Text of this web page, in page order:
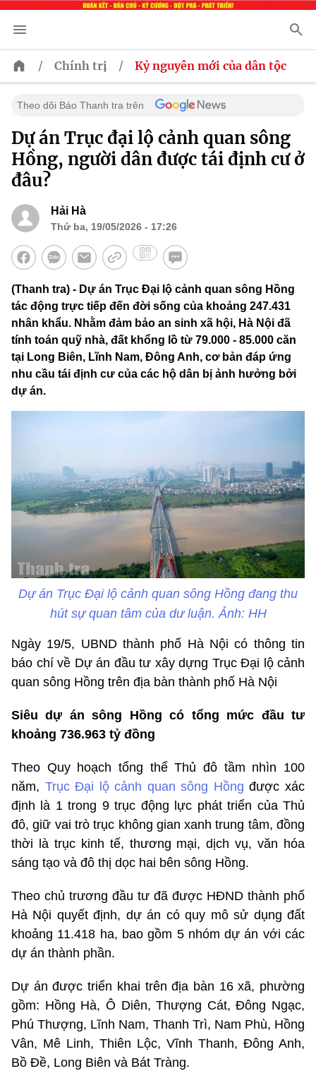
/ Chính trị / Kỷ nguyên mới của dân tộc
Theo dõi Báo Thanh tra trên
Dự án Trục đại lộ cảnh quan sông
Hồng, người dân được tái định cư ở
đâu?
Hải Hà
Thứ ba, 19/05/2026 - 17:26
(Thanh tra) - Dự án Trục Đại lộ cảnh quan sông Hồng
tác động trực tiếp đến đời sống của khoảng 247.431
nhân khẩu. Nhằm đảm bảo an sinh xã hội, Hà Nội đã
tính toán quỹ nhà, đất khổng lồ từ 79.000 - 85.000 căn
tại Long Biên, Lĩnh Nam, Đông Anh, cơ bản đáp ứng
nhu cầu tái định cư của các hộ dân bị ảnh hưởng bởi
dự án.
Dự án Trục Đại lộ cảnh quan sông Hồng đang thu
hút sự quan tâm của dư luận. Ảnh: HH
Ngày 19/5, UBND thành phố Hà Nội có thông tin
báo chí về Dự án đầu tư xây dựng Trục Đại lộ cảnh
quan sông Hồng trên địa bàn thành phố Hà Nội
Siêu dự án sông Hồng có tổng mức đầu tư
khoảng 736.963 tỷ đồng
Theo Quy hoạch tổng thể Thủ đô tầm nhìn 100
năm, Trục Đại lộ cảnh quan sông Hồngđược xác
định là 1 trong 9 trục động lực phát triển của Thủ
đô, giữ vai trò trục không gian xanh trung tâm, đồng
thời là trục kinh tế, thương mại, dịch vụ, văn hóa
sáng tạo và đô thị dọc hai bên sông Hồng.
Theo chủ trương đầu tư đã được HĐND thành phố
Hà Nội quyết định, dự án có quy mô sử dụng đất
khoảng 11.418 ha, bao gồm 5 nhóm dự án với các
dự án thành phần.
Dự án được triển khai trên địa bàn 16 xã, phường
gồm: Hồng Hà, Ô Diên, Thượng Cát, Đông Ngạc,
Phú Thượng, Lĩnh Nam, Thanh Trì, Nam Phù, Hồng
Vân, Mê Linh, Thiên Lộc, Vĩnh Thanh, Đông Anh,
Bồ Đề, Long Biên và Bát Tràng.